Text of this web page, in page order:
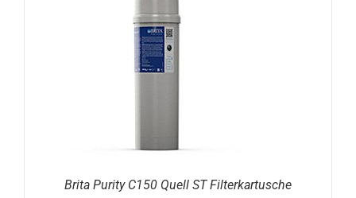
DETAILS
Brita Purity C150 Quell ST Filterkartusche